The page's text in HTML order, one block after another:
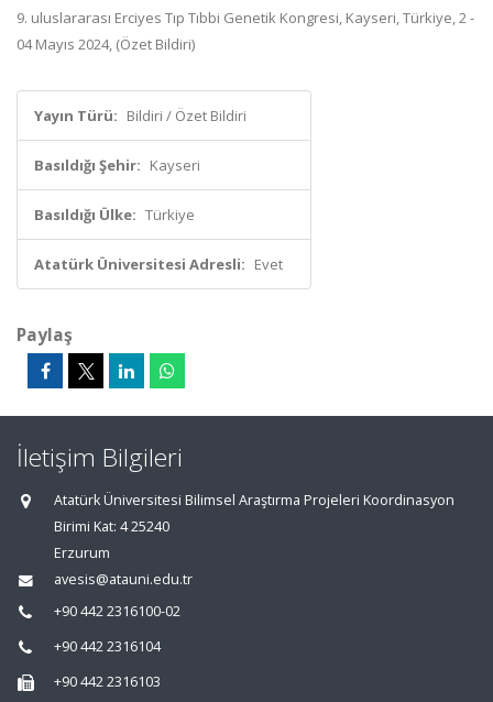
9. uluslararası Erciyes Tıp Tıbbi Genetik Kongresi, Kayseri, Türkiye, 2 -
04 Mayıs 2024, (Özet Bildiri)
Yayın Türü: Bildiri / Özet Bildiri
Basıldığı Şehir: Kayseri
Basıldığı Ülke: Türkiye
Atatürk Üniversitesi Adresli: Evet
Paylaş
İletişim Bilgileri
Atatürk Üniversitesi Bilimsel Araştırma Projeleri Koordinasyon
Birimi Kat: 4 25240
Erzurum
avesis@atauni.edu.tr
+90 442 2316100-02
+90 442 2316104
+90 442 2316103